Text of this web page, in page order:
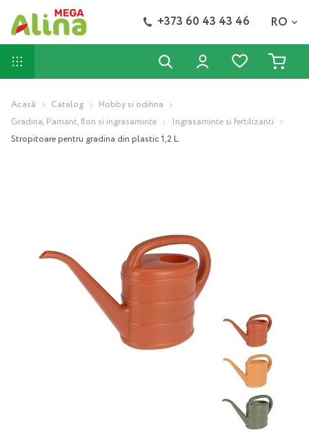
+373 60 43 43 46 RO
Acasă Catalog
Hobby si odihna
Gradina, Pamant, flori si ingrasaminte
Ingrasaminte si fertilizanti
Stropitoare pentru gradina din plastic 1,2 L